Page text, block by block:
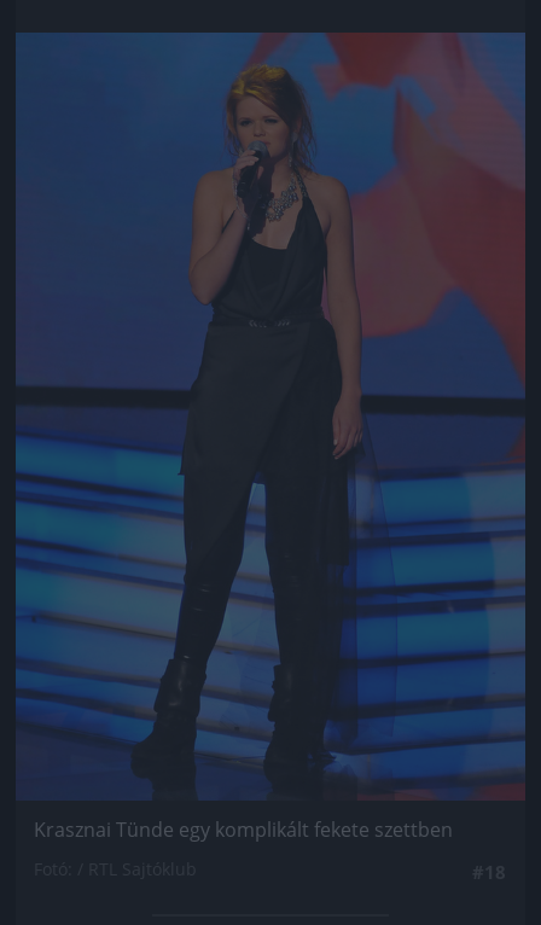
Jön még kép!
Krasznai Tünde egy komplikált fekete szettben